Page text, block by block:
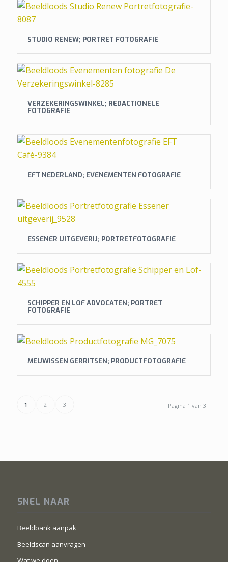
STUDIO RENEW; PORTRET FOTOGRAFIE
VERZEKERINGSWINKEL; REDACTIONELE
FOTOGRAFIE
EFT NEDERLAND; EVENEMENTEN FOTOGRAFIE
ESSENER UITGEVERIJ; PORTRETFOTOGRAFIE
SCHIPPER EN LOF ADVOCATEN; PORTRET
FOTOGRAFIE
MEUWISSEN GERRITSEN; PRODUCTFOTOGRAFIE
Pagina 1 van 3
1 2 3
SNEL NAAR
Beeldbank aanpak
Beeldscan aanvragen